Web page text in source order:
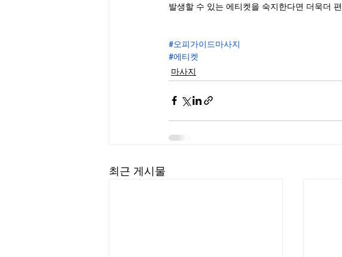
발생할 수 있는 에티켓을 숙지한다면 더욱더
#오피가이드마사지
#에티켓
마사지
최근 게시물